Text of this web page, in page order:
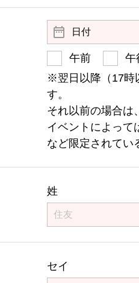
午前
午
※翌日以降（17時
す。
それ以前の場合は
イベントによって
など限定されてい
姓
セイ